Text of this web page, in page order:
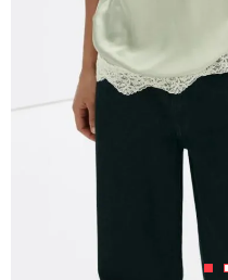
1